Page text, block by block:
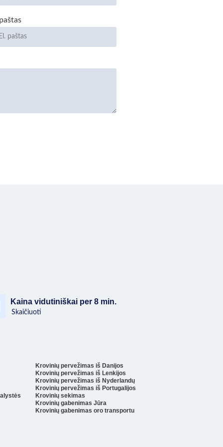
Kaina vidutiniškai per 8 min.
Skaičiuoti
Krovinių pervežimas iš Danijos
Krovinių pervežimas iš Lenkijos
Krovinių pervežimas iš Nyderlandų
Krovinių pervežimas iš Portugalijos
Krovinių sekimas
Krovinių gabenimas Jūra
Krovinių gabenimas oro transportu